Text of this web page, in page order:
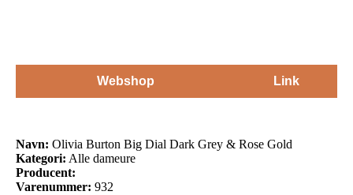
Webshop Link
Navn: Olivia Burton Big Dial Dark Grey & Rose Gold
Kategori: Alle dameure
Producent:
Varenummer: 932